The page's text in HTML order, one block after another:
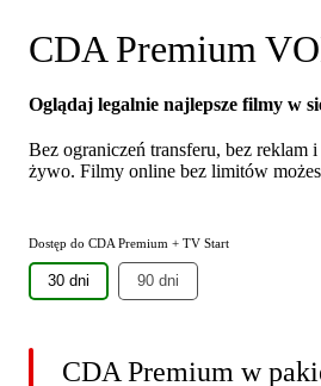
CDA Premium
Oglądaj legalnie najlepsze filmy w
Bez ograniczeń transferu, bez
żywo. Filmy online bez limitów
Dostęp do CDA Premium + TV Start
30 dni 90 dni
CDA Premium w